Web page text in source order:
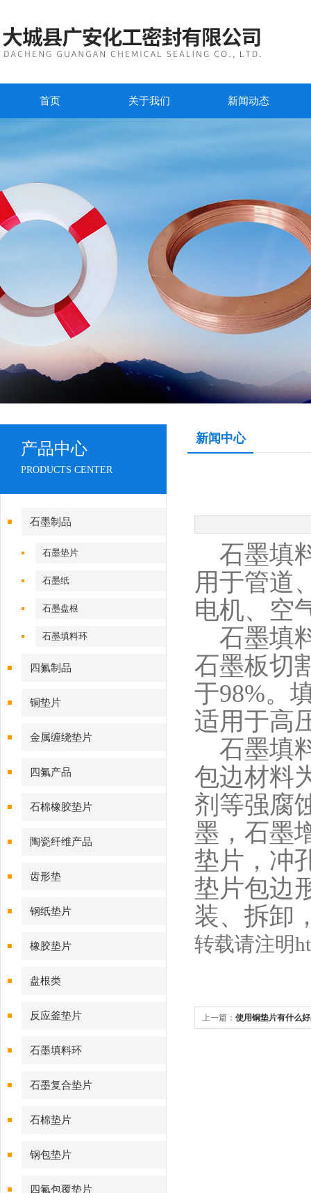
首页 关于我们 新闻动态
产品中心
PRODUCTS CENTER
石墨制品
石墨垫片
石墨纸
石墨盘根
石墨填料环
四氟制品
铜垫片
金属缠绕垫片
四氟产品
石棉橡胶垫片
陶瓷纤维产品
齿形垫
钢纸垫片
橡胶垫片
盘根类
反应釜垫片
石墨填料环
石墨复合垫片
石棉垫片
钢包垫片
四氟包覆垫片
新闻中心
石墨填
用于管道
电机、空
石墨填
石墨板切
于98%。
适用于高
石墨填
包边材料
剂等强腐
墨，石墨
垫片，冲
垫片包边
装、拆卸
转载请注明
上一篇： 使用铜垫片有什么